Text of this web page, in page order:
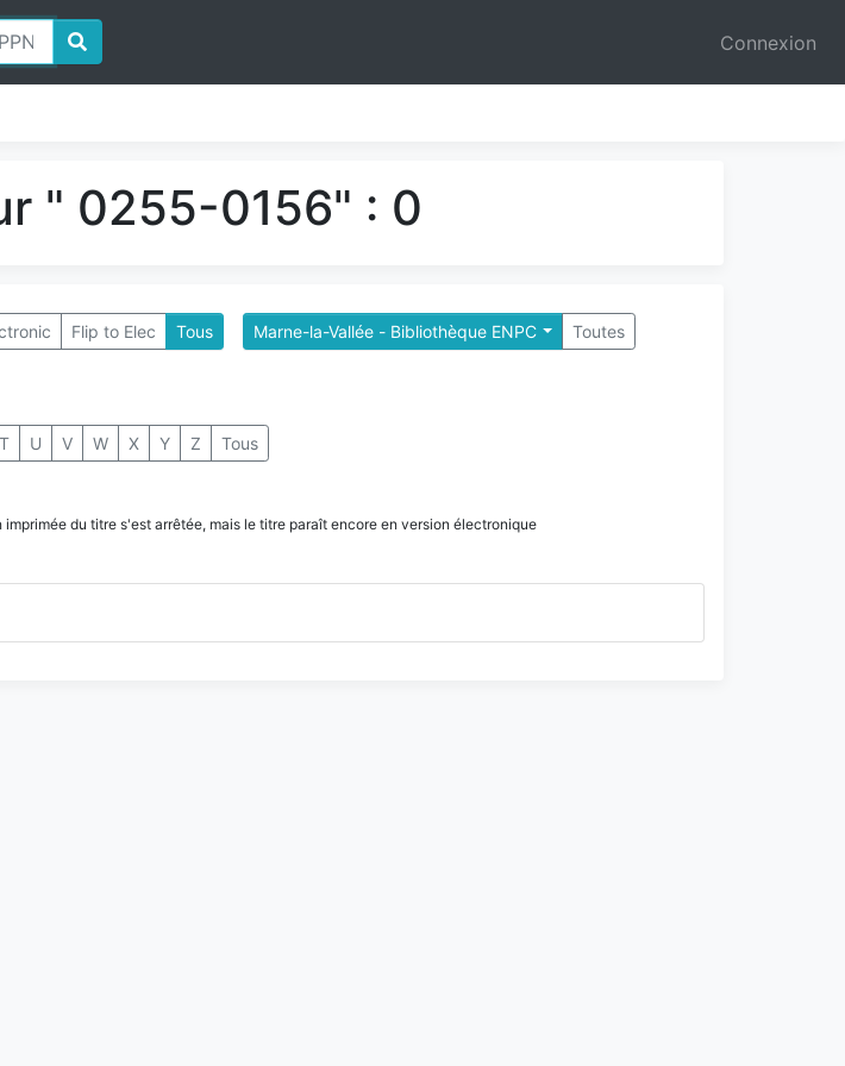
Connexion
" 0255-0156" : 0
Flip to Elec Tous Marne-la-Vallée - Bibliothèque ENPC Toutes
T U V W X Y Z Tous
du titre s'est arrêtée, mais le titre paraît encore en version électronique